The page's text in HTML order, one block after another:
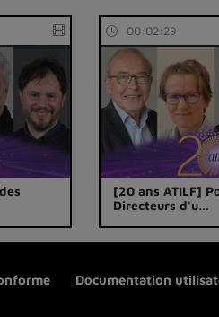
00:02:29
[20 ans ATILF]
Directeurs d'u…
Documentation